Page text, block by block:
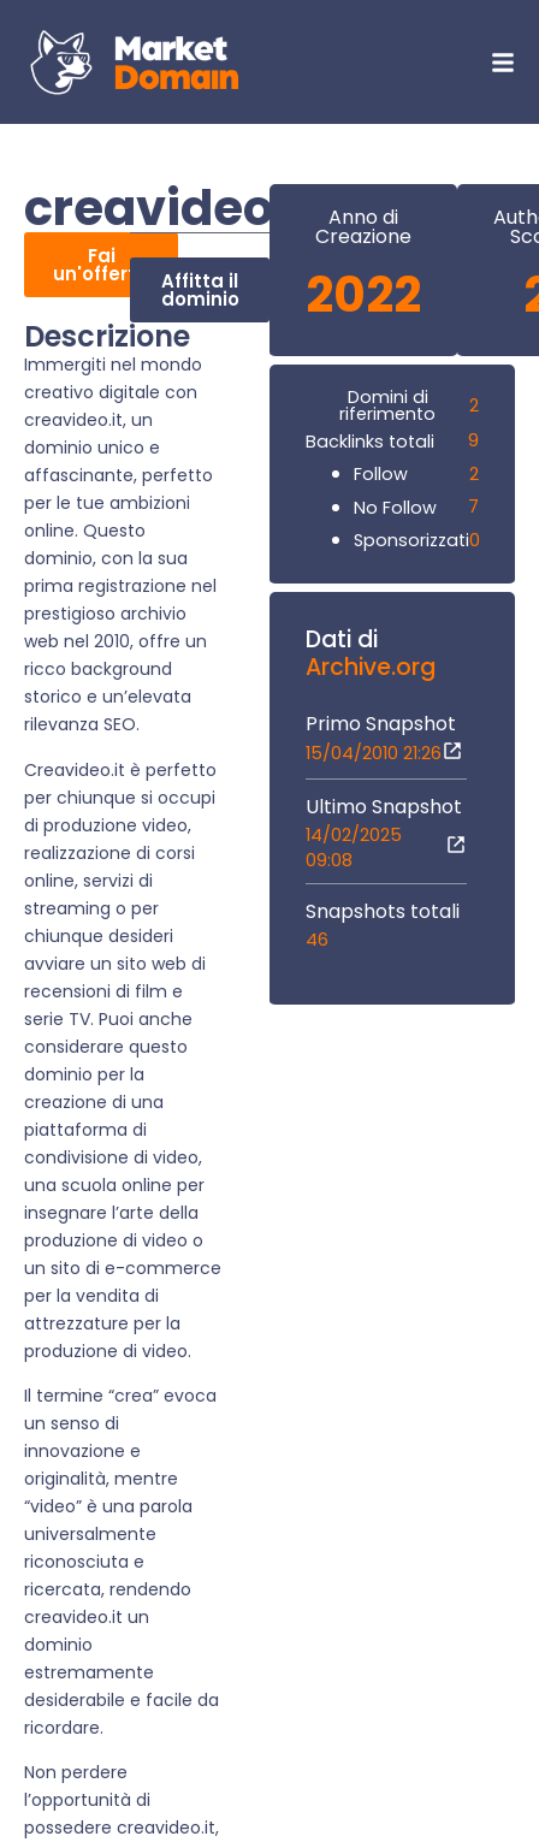
creavideo.it
Fai
un'offerta Affitta il
dominio
Descrizione
Immergiti nel mondo
creativo digitale con
creavideo.it, un
dominio unico e
affascinante, perfetto
per le tue ambizioni
online. Questo
dominio, con la sua
prima registrazione nel
prestigioso archivio
web nel 2010, offre un
ricco background
storico e un’elevata
rilevanza SEO.
Creavideo.it è perfetto
per chiunque si occupi
di produzione video,
realizzazione di corsi
online, servizi di
streaming o per
chiunque desideri
avviare un sito web di
recensioni di film e
serie TV. Puoi anche
considerare questo
dominio per la
creazione di una
piattaforma di
condivisione di video,
una scuola online per
insegnare l’arte della
produzione di video o
un sito di e-commerce
per la vendita di
attrezzature per la
produzione di video.
Il termine “crea” evoca
un senso di
innovazione e
originalità, mentre
“video” è una parola
universalmente
riconosciuta e
ricercata, rendendo
creavideo.it un
dominio
estremamente
desiderabile e facile da
ricordare.
Non perdere
l’opportunità di
possedere creavideo.it,
Anno di
Creazione
2022
Domini di
riferimento
2
Backlinks totali
9
Follow
2
No Follow
7
Sponsorizzati0
Dati di
Archive.org
Primo Snapshot
15/04/2010 21:26
Ultimo Snapshot
14/02/2025
09:08
Snapshots totali
46